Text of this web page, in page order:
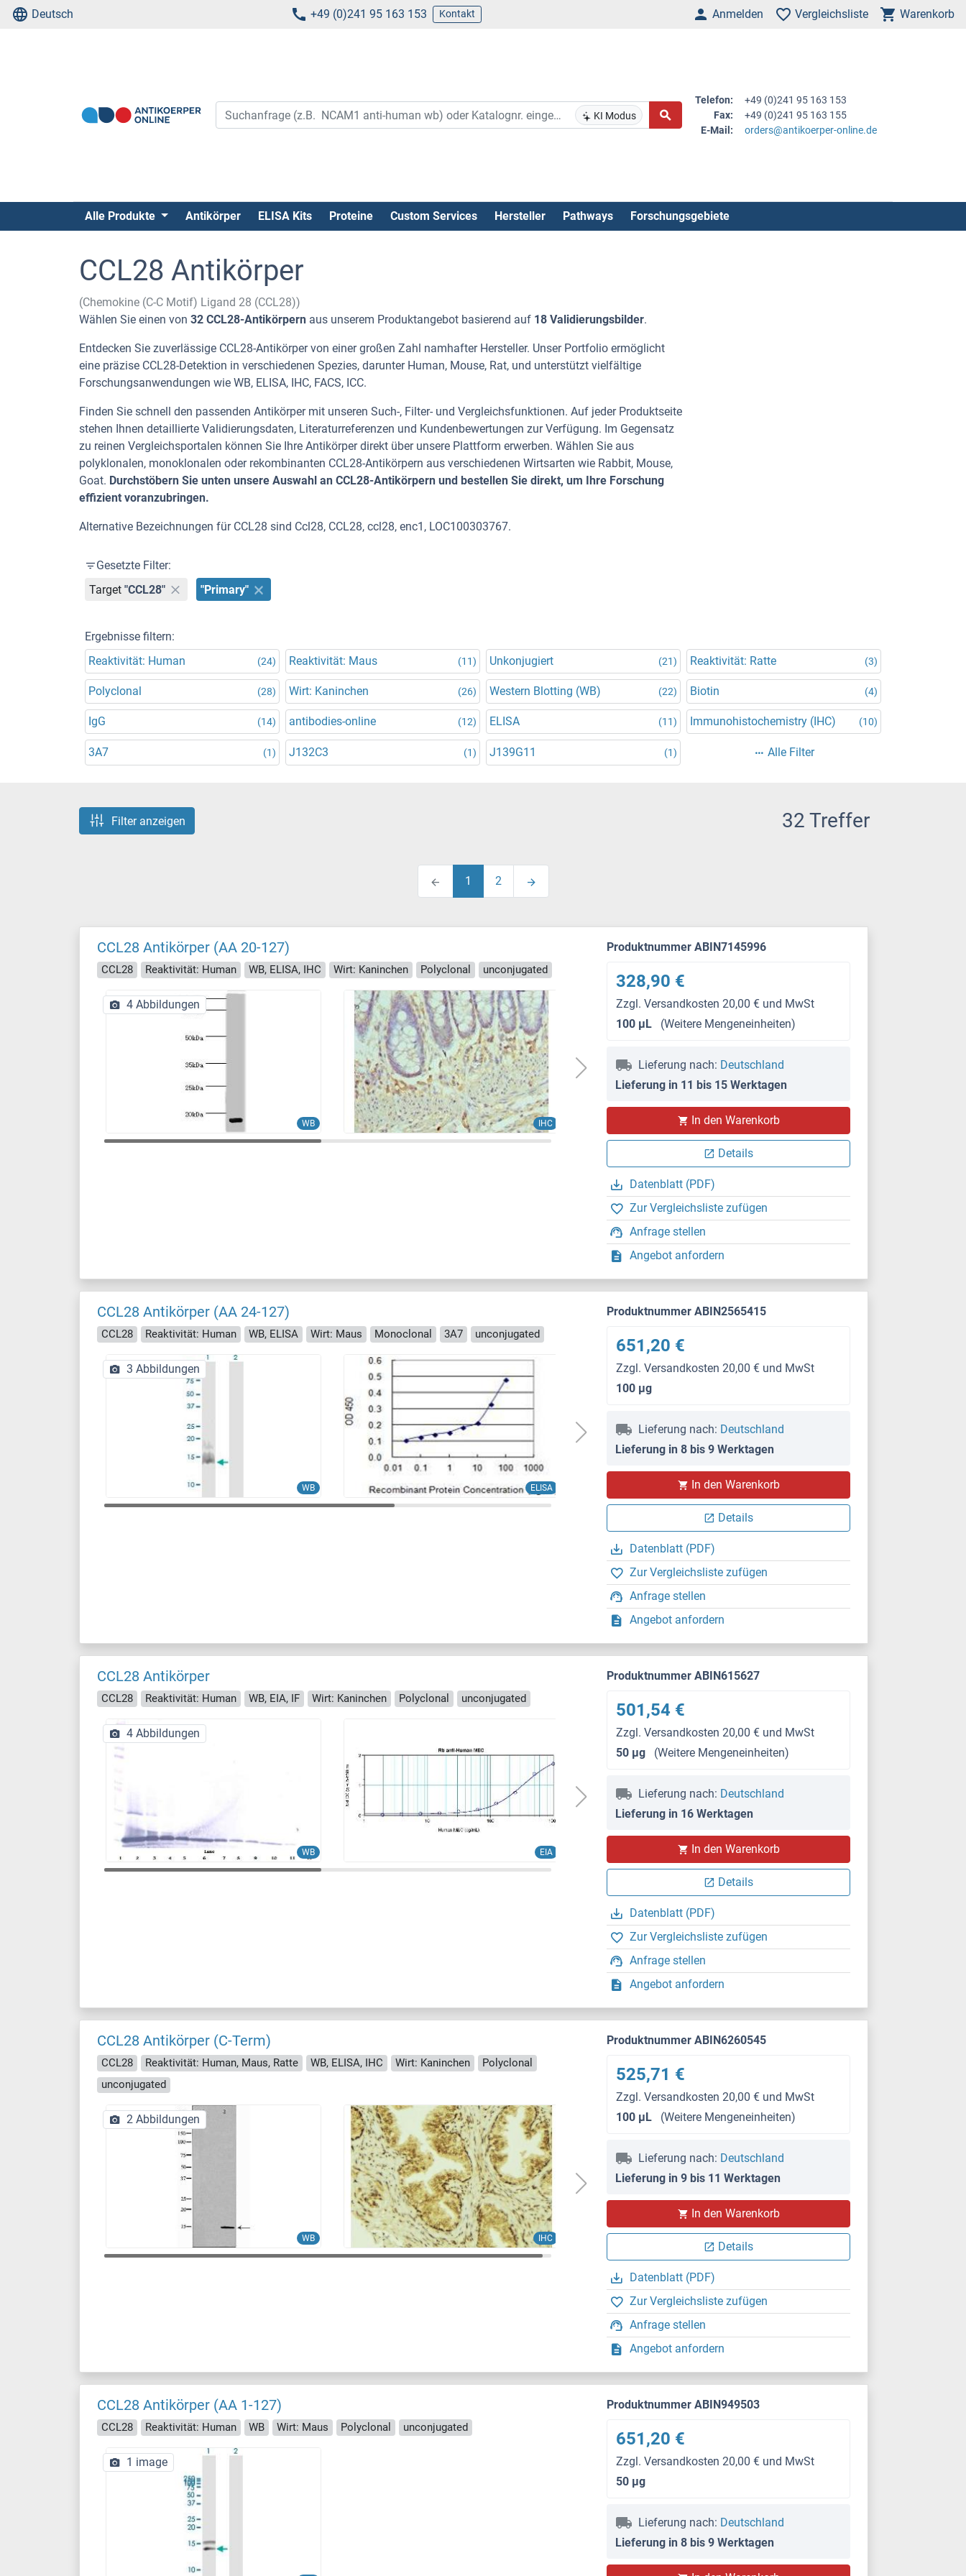
Deutsch +49 (0)241 95 163 153 Kontakt Anmelden Vergleichsliste Warenkorb
KI Modus
Telefon:
+49 (0)241 95 163 153
Fax:
+49 (0)241 95 163 155
E-Mail:
orders@antikoerper-online.de
Alle Produkte Antikörper ELISA Kits Proteine Custom Services Hersteller Pathways Forschungsgebiete
CCL28 Antikörper
(Chemokine (C-C Motif) Ligand 28 (CCL28))
Wählen Sie einen von 32 CCL28-Antikörpern aus unserem Produktangebot basierend auf 18 Validierungsbilder.
Entdecken Sie zuverlässige CCL28-Antikörper von einer großen Zahl namhafter Hersteller. Unser Portfolio ermöglicht
eine präzise CCL28-Detektion in verschiedenen Spezies, darunter Human, Mouse, Rat, und unterstützt vielfältige
Forschungsanwendungen wie WB, ELISA, IHC, FACS, ICC.
Finden Sie schnell den passenden Antikörper mit unseren Such-, Filter- und Vergleichsfunktionen. Auf jeder Produktseite
stehen Ihnen detaillierte Validierungsdaten, Literaturreferenzen und Kundenbewertungen zur Verfügung. Im Gegensatz
zu reinen Vergleichsportalen können Sie Ihre Antikörper direkt über unsere Plattform erwerben. Wählen Sie aus
polyklonalen, monoklonalen oder rekombinanten CCL28-Antikörpern aus verschiedenen Wirtsarten wie Rabbit, Mouse,
Goat. Durchstöbern Sie unten unsere Auswahl an CCL28-Antikörpern und bestellen Sie direkt, um Ihre Forschung
effizient voranzubringen.
Alternative Bezeichnungen für CCL28 sind Ccl28, CCL28, ccl28, enc1, LOC100303767.
Gesetzte Filter:
Target "CCL28" "Primary"
Ergebnisse filtern:
Reaktivität: Human
(24) Reaktivität: Maus (11) Unkonjugiert (21) Reaktivität: Ratte (3)
Polyclonal (28) Wirt: Kaninchen (26) Western Blotting (WB) (22) Biotin (4)
IgG (14) antibodies-online (12) ELISA (11) Immunohistochemistry (IHC) (10)
3A7 (1) J132C3 (1) J139G11 (1) Alle Filter
Filter anzeigen 32 Treffer
1 2
CCL28 Antikörper (AA 20-127)
CCL28 Reaktivität: Human WB, ELISA, IHC Wirt: Kaninchen Polyclonal unconjugated
WB IHC
IHC
4 Abbildungen
Produktnummer ABIN7145996
328,90 €
Zzgl. Versandkosten 20,00 € und MwSt
100 μL
(Weitere Mengeneinheiten)
Lieferung nach: Deutschland
Lieferung in 11 bis 15 Werktagen
In den Warenkorb
Details
Datenblatt (PDF)
Zur Vergleichsliste zufügen
Anfrage stellen
Angebot anfordern
CCL28 Antikörper (AA 24-127)
CCL28 Reaktivität: Human WB, ELISA Wirt: Maus Monoclonal 3A7 unconjugated
WB ELISA
WB
3 Abbildungen
Produktnummer ABIN2565415
651,20 €
Zzgl. Versandkosten 20,00 € und MwSt
100 μg
Lieferung nach: Deutschland
Lieferung in 8 bis 9 Werktagen
In den Warenkorb
Details
Datenblatt (PDF)
Zur Vergleichsliste zufügen
Anfrage stellen
Angebot anfordern
CCL28 Antikörper
CCL28 Reaktivität: Human WB, EIA, IF Wirt: Kaninchen Polyclonal unconjugated
WB EIA
4 Abbildungen
Produktnummer ABIN615627
501,54 €
Zzgl. Versandkosten 20,00 € und MwSt
50 μg
(Weitere Mengeneinheiten)
Lieferung nach: Deutschland
Lieferung in 16 Werktagen
In den Warenkorb
Details
Datenblatt (PDF)
Zur Vergleichsliste zufügen
Anfrage stellen
Angebot anfordern
CCL28 Antikörper (C-Term)
CCL28 Reaktivität: Human, Maus, Ratte WB, ELISA, IHC Wirt: Kaninchen
Polyclonal
unconjugated
WB IHC
2 Abbildungen
Produktnummer ABIN6260545
525,71 €
Zzgl. Versandkosten 20,00 € und MwSt
100 μL
(Weitere Mengeneinheiten)
Lieferung nach: Deutschland
Lieferung in 9 bis 11 Werktagen
In den Warenkorb
Details
Datenblatt (PDF)
Zur Vergleichsliste zufügen
Anfrage stellen
Angebot anfordern
CCL28 Antikörper (AA 1-127)
CCL28 Reaktivität: Human WB Wirt: Maus Polyclonal unconjugated
1 image
Produktnummer ABIN949503
651,20 €
Zzgl. Versandkosten 20,00 € und MwSt
50 μg
Lieferung nach: Deutschland
Lieferung in 8 bis 9 Werktagen